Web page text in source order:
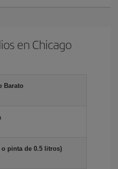
en Chicago
Barato
o pinta de 0.5 litros)